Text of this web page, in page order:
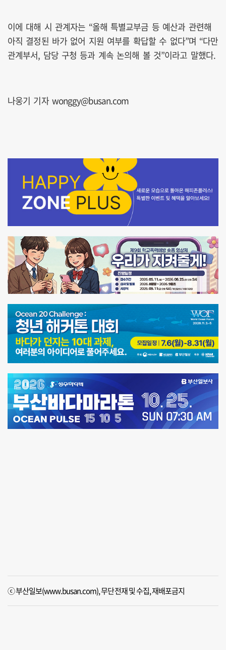
이에 대해 시 관계자는 “올해 특별교부금 등 예산과 관련해
아직 결정된 바가 없어 지원 여부를 확답할 수 없다”며 “다만
관계부서, 담당 구청 등과 계속 논의해 볼 것”이라고 말했다.
나웅기 기자 wonggy@busan.com
ⓒ 부산일보(www.busan.com), 무단전재 및 수집, 재배포금지